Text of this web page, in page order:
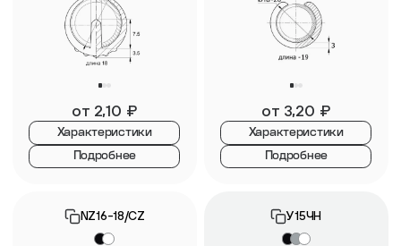
от 2,10 ₽
Характеристики
Подробнее
от 3,20 ₽
Характеристики
Подробнее
NZ16-18/CZ У15ЧН